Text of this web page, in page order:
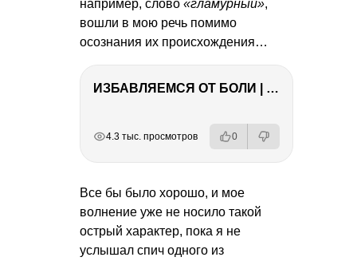
например, слово «гламурный»,
вошли в мою речь помимо
осознания их происхождения…
ИЗБАВЛЯЕМСЯ ОТ БОЛИ | Важность режима и питания
4.3 тыс. просмотров 0
Все бы было хорошо, и мое
волнение уже не носило такой
острый характер, пока я не
услышал спич одного из